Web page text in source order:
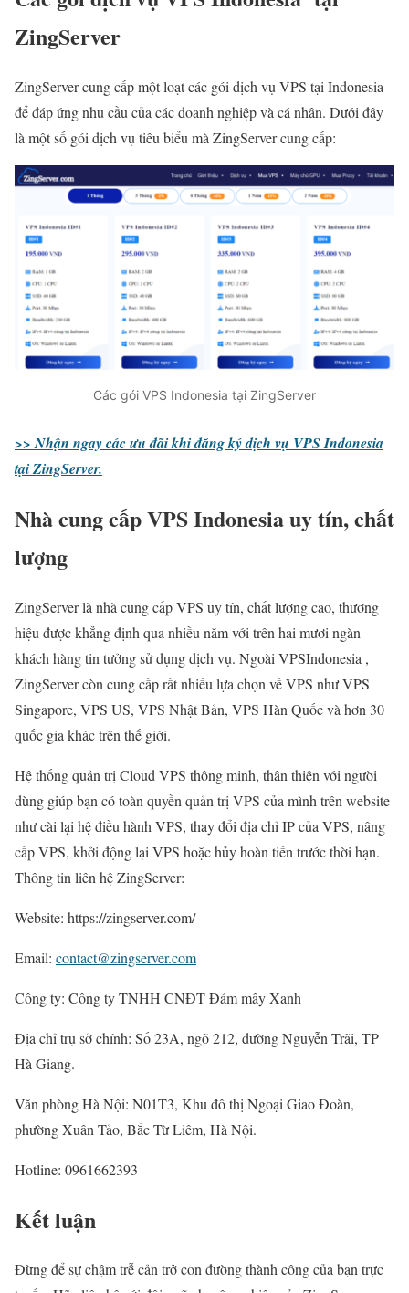
ZingServer
ZingServer cung cấp một loạt các gói dịch vụ VPS tại Indonesia
để đáp ứng nhu cầu của các doanh nghiệp và cá nhân. Dưới đây
là một số gói dịch vụ tiêu biểu mà ZingServer cung cấp:
Các gói VPS Indonesia tại ZingServer
>> Nhận ngay các ưu đãi khi đăng ký dịch vụ VPS Indonesia
tại ZingServer.
Nhà cung cấp VPS Indonesia uy tín, chất
lượng
ZingServer là nhà cung cấp VPS uy tín, chất lượng cao, thương
hiệu được khẳng định qua nhiều năm với trên hai mươi ngàn
khách hàng tin tưởng sử dụng dịch vụ. Ngoài VPSIndonesia ,
ZingServer còn cung cấp rất nhiều lựa chọn về VPS như VPS
Singapore, VPS US, VPS Nhật Bản, VPS Hàn Quốc và hơn 30
quốc gia khác trên thế giới.
Hệ thống quản trị Cloud VPS thông minh, thân thiện với người
dùng giúp bạn có toàn quyền quản trị VPS của mình trên website
như cài lại hệ điều hành VPS, thay đổi địa chỉ IP của VPS, nâng
cấp VPS, khởi động lại VPS hoặc hủy hoàn tiền trước thời hạn.
Thông tin liên hệ ZingServer:
Website: https://zingserver.com/
Email: contact@zingserver.com
Công ty: Công ty TNHH CNĐT Đám mây Xanh
Địa chỉ trụ sở chính: Số 23A, ngõ 212, đường Nguyễn Trãi, TP
Hà Giang.
Văn phòng Hà Nội: N01T3, Khu đô thị Ngoại Giao Đoàn,
phường Xuân Tảo, Bắc Từ Liêm, Hà Nội.
Hotline: 0961662393
Kết luận
Đừng để sự chậm trễ cản trở con đường thành công của bạn trực